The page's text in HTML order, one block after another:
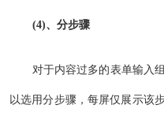
(4)、分步骤
对于内容过多的表单输入
以选用分步骤，每屏仅展示该